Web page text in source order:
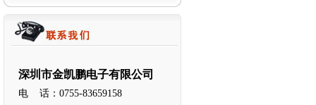
深圳市金凯鹏电子有限公司
电 话：0755-83659158